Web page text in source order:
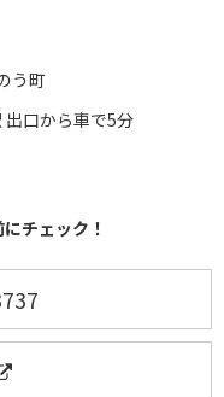
う町
出口から車で5分
チェック！